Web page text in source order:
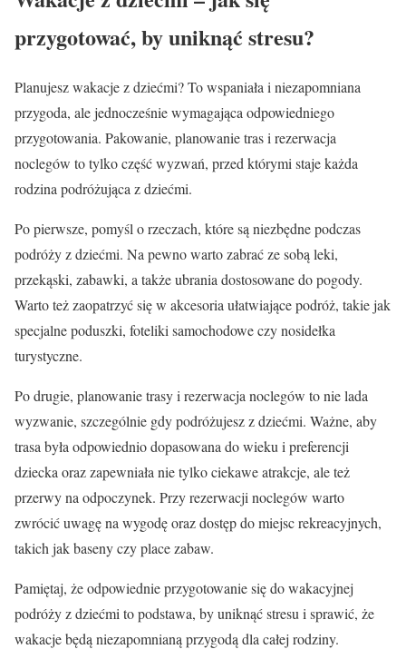
przygotować, by uniknąć stresu?
Planujesz wakacje z dziećmi? To wspaniała i niezapomniana
przygoda, ale jednocześnie wymagająca odpowiedniego
przygotowania. Pakowanie, planowanie tras i rezerwacja
noclegów to tylko część wyzwań, przed którymi staje każda
rodzina podróżująca z dziećmi.
Po pierwsze, pomyśl o rzeczach, które są niezbędne podczas
podróży z dziećmi. Na pewno warto zabrać ze sobą leki,
przekąski, zabawki, a także ubrania dostosowane do pogody.
Warto też zaopatrzyć się w akcesoria ułatwiające podróż, takie jak
specjalne poduszki, foteliki samochodowe czy nosidełka
turystyczne.
Po drugie, planowanie trasy i rezerwacja noclegów to nie lada
wyzwanie, szczególnie gdy podróżujesz z dziećmi. Ważne, aby
trasa była odpowiednio dopasowana do wieku i preferencji
dziecka oraz zapewniała nie tylko ciekawe atrakcje, ale też
przerwy na odpoczynek. Przy rezerwacji noclegów warto
zwrócić uwagę na wygodę oraz dostęp do miejsc rekreacyjnych,
takich jak baseny czy place zabaw.
Pamiętaj, że odpowiednie przygotowanie się do wakacyjnej
podróży z dziećmi to podstawa, by uniknąć stresu i sprawić, że
wakacje będą niezapomnianą przygodą dla całej rodziny.